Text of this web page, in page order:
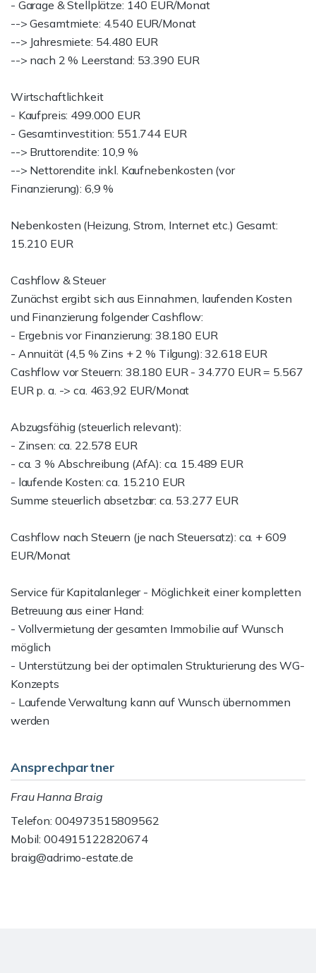
- Garage & Stellplätze: 140 EUR/Monat
--> Gesamtmiete: 4.540 EUR/Monat
--> Jahresmiete: 54.480 EUR
--> nach 2 % Leerstand: 53.390 EUR
Wirtschaftlichkeit
- Kaufpreis: 499.000 EUR
- Gesamtinvestition: 551.744 EUR
--> Bruttorendite: 10,9 %
--> Nettorendite inkl. Kaufnebenkosten (vor
Finanzierung): 6,9 %
Nebenkosten (Heizung, Strom, Internet etc.) Gesamt:
15.210 EUR
Cashflow & Steuer
Zunächst ergibt sich aus Einnahmen, laufenden Kosten
und Finanzierung folgender Cashflow:
- Ergebnis vor Finanzierung: 38.180 EUR
- Annuität (4,5 % Zins + 2 % Tilgung): 32.618 EUR
Cashflow vor Steuern: 38.180 EUR - 34.770 EUR = 5.567
EUR p. a. -> ca. 463,92 EUR/Monat
Abzugsfähig (steuerlich relevant):
- Zinsen: ca. 22.578 EUR
- ca. 3 % Abschreibung (AfA): ca. 15.489 EUR
- laufende Kosten: ca. 15.210 EUR
Summe steuerlich absetzbar: ca. 53.277 EUR
Cashflow nach Steuern (je nach Steuersatz): ca. + 609
EUR/Monat
Service für Kapitalanleger - Möglichkeit einer kompletten
Betreuung aus einer Hand:
- Vollvermietung der gesamten Immobilie auf Wunsch
möglich
- Unterstützung bei der optimalen Strukturierung des WG-
Konzepts
- Laufende Verwaltung kann auf Wunsch übernommen
werden
Ansprechpartner
Frau Hanna Braig
Telefon: 004973515809562
Mobil: 004915122820674
braig@adrimo-estate.de